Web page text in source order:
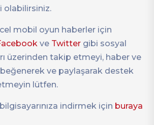
olabilirsiniz.
mobil oyun haberler için
ve Twitter gibi sosyal
üzerinden takip etmeyi, haber ve
ve paylaşarak destek
lütfen.
bilgisayarınıza indirmek için buraya